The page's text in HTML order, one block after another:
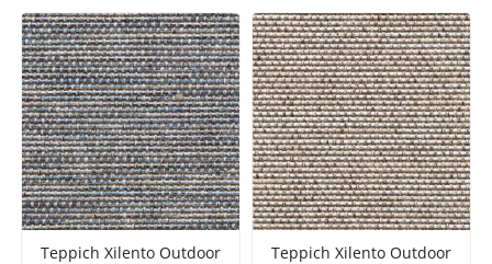
Teppich Xilento Outdoor Teppich Xilento Outdoor